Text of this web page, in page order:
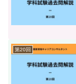
第20回